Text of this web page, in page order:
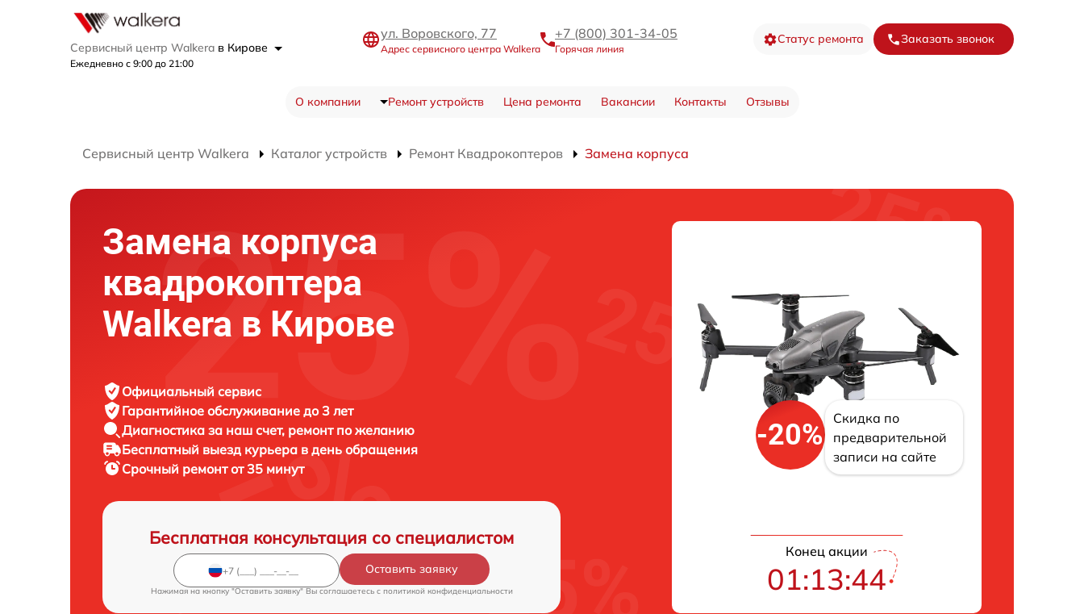
Сервисный центр Walkera в Кирове
Ежедневно с 9:00 до 21:00
ул. Воровского, 77
Адрес сервисного центра Walkera
+7 (800) 301-34-05
Горячая линия
Статус ремонта Заказать звонок
О компании Ремонт устройств Цена ремонта Вакансии Контакты Отзывы
Сервисный центр Walkera Каталог устройств Ремонт Квадрокоптеров Замена корпуса
Замена корпуса
квадрокоптера
Walkera в Кирове
Официальный сервис
Гарантийное обслуживание до 3 лет
Диагностика за наш счет, ремонт по желанию
Бесплатный выезд курьера в день обращения
Срочный ремонтот 35 минут
Бесплатная консультация со специалистом
Оставить заявку
Нажимая на кнопку "Оставить заявку" Вы соглашаетесь c политикой конфиденциальности
-20%
Скидка по
предварительной
записи на сайте
Конец акции
01:13:43